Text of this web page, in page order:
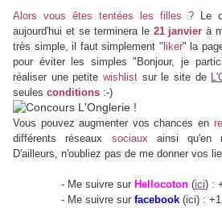
Alors vous êtes tentées les filles ? Le
aujourd'hui et se terminera le 21 janvier à
très simple, il faut simplement " liker" la
pour éviter les simples "Bonjour, je
réaliser une petite wishlist sur le site de
seules conditions :-)
Vous pouvez augmenter vos chances en
différents réseaux sociaux ainsi qu'en
D'ailleurs, n'oubliez pas de me donner vos
- Me suivre sur Hellocoton (ici) :
- Me suivre sur facebook (ici) : +1